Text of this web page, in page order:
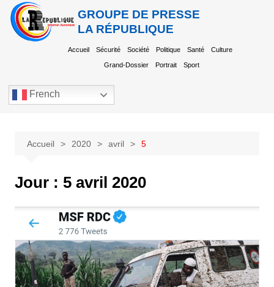
GROUPE DE PRESSE
LA RÉPUBLIQUE
Accueil Sécurité Société Politique Santé Culture
Grand-Dossier Portrait Sport
French
Accueil 2020 avril 5
Jour : 5 avril 2020